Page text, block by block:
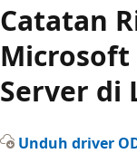
Catatan
Microsoft
Server di
Unduh driver